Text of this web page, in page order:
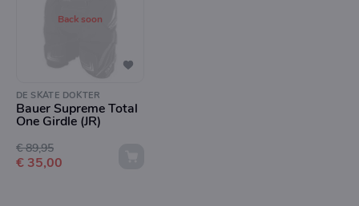
Back soon
DE SKATE DOKTER
Bauer Supreme Total
One Girdle (JR)
€ 89,95
€ 35,00